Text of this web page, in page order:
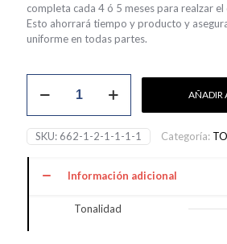
completa cada 4 ó 5 meses para realzar
Esto ahorrará tiempo y producto y
uniforme en todas partes.
Rojizo
cantidad
AÑADIR
SKU: 662-1-2-1-1-1-1 Categoría:
Información adicional
Tonalidad